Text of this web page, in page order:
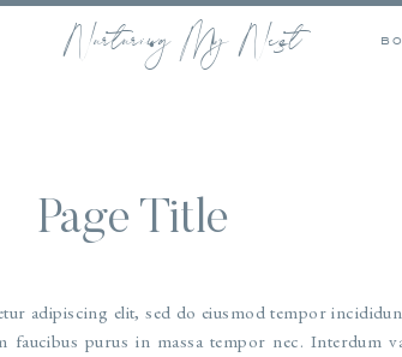
Nurturing My Nest
Page Title
adipiscing elit, sed do eiusmod tempor
faucibus purus in massa tempor nec. Interdum